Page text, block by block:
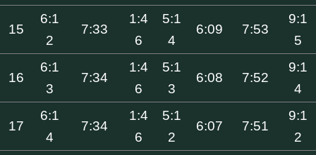
15
6:1
2
7:33
1:4
6
5:1
4
6:09 7:53
9:1
5
16
6:1
3
7:34
1:4
6
5:1
3
6:08 7:52
9:1
4
17
6:1
4
7:34
1:4
6
5:1
2
6:07 7:51
9:1
2